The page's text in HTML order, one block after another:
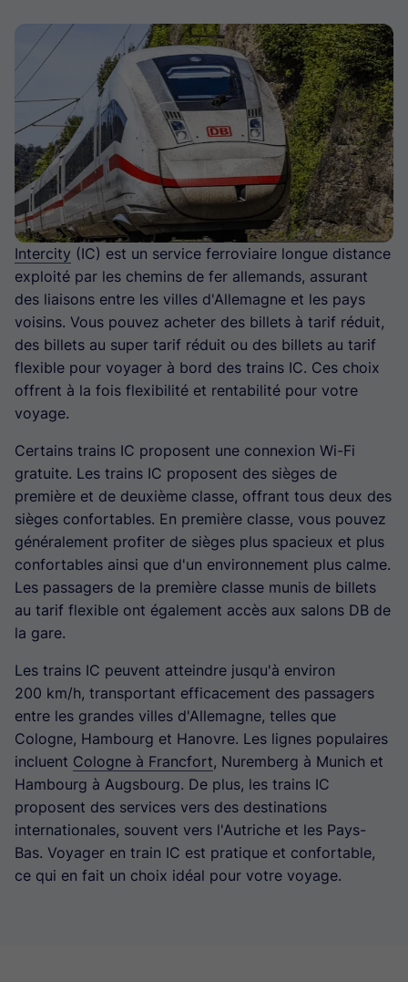
Intercity (IC) est un service ferroviaire longue distance
exploité par les chemins de fer allemands, assurant
des liaisons entre les villes d'Allemagne et les pays
voisins. Vous pouvez acheter des billets à tarif réduit,
des billets au super tarif réduit ou des billets au tarif
flexible pour voyager à bord des trains IC. Ces choix
offrent à la fois flexibilité et rentabilité pour votre
voyage.
Certains trains IC proposent une connexion Wi-Fi
gratuite. Les trains IC proposent des sièges de
première et de deuxième classe, offrant tous deux des
sièges confortables. En première classe, vous pouvez
généralement profiter de sièges plus spacieux et plus
confortables ainsi que d'un environnement plus calme.
Les passagers de la première classe munis de billets
au tarif flexible ont également accès aux salons DB de
la gare.
Les trains IC peuvent atteindre jusqu'à environ
200 km/h, transportant efficacement des passagers
entre les grandes villes d'Allemagne, telles que
Cologne, Hambourg et Hanovre. Les lignes populaires
incluent Cologne à Francfort, Nuremberg à Munich et
Hambourg à Augsbourg. De plus, les trains IC
proposent des services vers des destinations
internationales, souvent vers l'Autriche et les Pays-
Bas. Voyager en train IC est pratique et confortable,
ce qui en fait un choix idéal pour votre voyage.